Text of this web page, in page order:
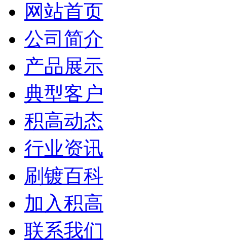
网站首页
公司简介
产品展示
典型客户
积高动态
行业资讯
刷镀百科
加入积高
联系我们